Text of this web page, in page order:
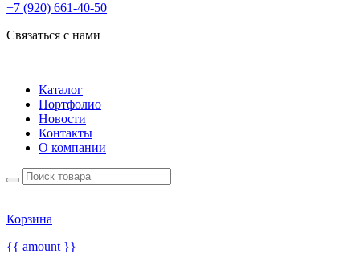
+7 (920) 661-40-50
Связаться с нами
Каталог
Портфолио
Новости
Контакты
О компании
Корзина
{{ amount }}